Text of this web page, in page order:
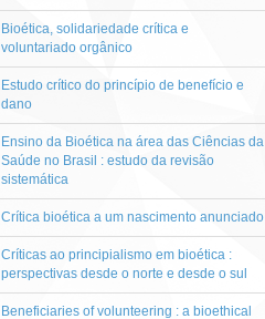
Bioética, solidariedade crítica e
voluntariado orgânico
Estudo crítico do princípio de benefício e
dano
Ensino da Bioética na área das Ciências da
Saúde no Brasil : estudo da revisão
sistemática
Crítica bioética a um nascimento anunciado
Críticas ao principialismo em bioética :
perspectivas desde o norte e desde o sul
Beneficiaries of volunteering : a bioethical